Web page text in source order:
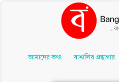
Contentআমাদের কথা বাঙালির গ্রন্থাগার